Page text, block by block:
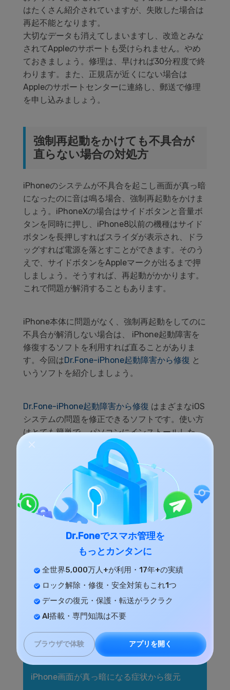
Dr.Foneでスマホ管理を
もっとカンタンに
全世界5,000万人+が利用・17年+の実績
ロック解除・修復・安全対策もこれ1つ
データの復元・保護・転送がラクラク
AI搭載・専門知識は不要
ブラウザで体験 アプリを開く
はたくさん紹介されていますが、失敗した場合は
再起不能となります。
大切なデータも消えてしまいますし、改造とみな
されてAppleのサポートも受けられません。やめ
ておきましょう。修理は、早ければ30分程度で終
わります。また、正規店が近くにない場合は
Appleのサポートセンターに連絡し、郵送で修理
を申し込みましょう。
強制再起動をかけても不具合が
直らない場合の対処方
iPhoneのシステムが不具合を起こし画面が真っ暗
になったのに音は鳴る場合、強制再起動をかけま
しょう。iPhoneXの場合はサイドボタンと音量ボ
タンを同時に押し、iPhone8以前の機種はサイド
ボタンを長押しすればスライダが表示され、ドラ
ッグすれば電源を落とすことができます。そのう
えで、サイドボタンをAppleマークが出るまで押
しましょう。そうすれば、再起動がかかります。
これで問題が解消することもあります。
iPhone本体に問題がなく、強制再起動をしてのに
不具合が解消しない場合は、 iPhone起動障害を
修復するソフトを利用すれば直ることがありま
す。今回はDr.Fone-iPhone起動障害から修復 と
いうソフトを紹介しましょう。
Dr.Fone-iPhone起動障害から修復 はまざまなiOS
システムの問題を修正できるソフトです。使い方
はとても簡単で、パソコンにインストールした
Dr.Foneを起動させ、ケーブルでiPhoneとパソコ
ンを繋いでください。
すると、Dr.FoneがiPhoneの不具合を診断し、デ
バイスに適したファームウェアのダウンロードが
始まります。ダウンロードが終わったら、パソコ
ンの画面に「修理」のボタンが現れますので、そ
れをクリックしてください。これで、不具合が解
消できるでしょう。データが消えるようなことも
ほとんどありません。iPhoneの不具合はいつ何時
のこと、起動障害を修復するソフトを持っておけ
ば安心です。
Dr.Fone-iPhone起動障害から修
復
iPhone画面が真っ暗になる症状から復元